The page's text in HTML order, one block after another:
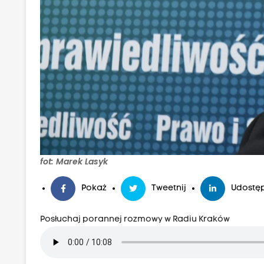
fot: Marek Lasyk
Pokaż Tweetnij
Posłuchaj porannej rozmowy w Radiu Kraków